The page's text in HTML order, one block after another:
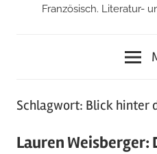
Französisch. Literatur-
Schlagwort: Blick hinter
Lauren Weisberger: